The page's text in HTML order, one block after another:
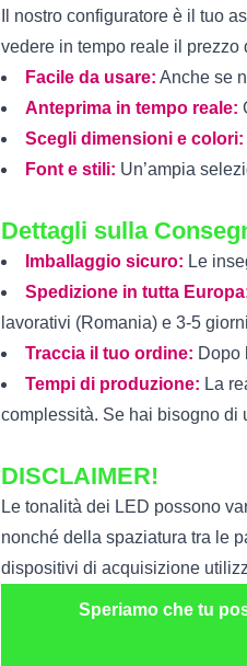
Il nostro configuratore è il tuo
vedere in tempo reale il
Facile da usare: Anche se
Anteprima in tempo reale:
Scegli dimensioni e colori:
Font e stili: Un’ampia
Dettagli sulla
Imballaggio sicuro: Le
Spedizione in tutta
lavorativi (Romania) e 3-5
Traccia il tuo ordine: Dopo
Tempi di produzione: La
complessità. Se hai bisogno di
DISCLAIMER!
Le tonalità dei LED possono
nonché della spaziatura tra le
dispositivi di acquisizione
Speriamo che tu